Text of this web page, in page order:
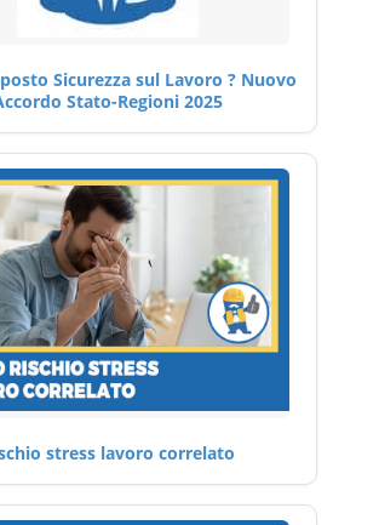
Sicurezza sul Lavoro ? Nuovo
Stato-Regioni 2025
stress lavoro correlato